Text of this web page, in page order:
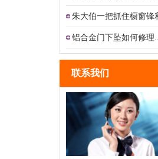
铝合金门下坠如何修理...
联系我们